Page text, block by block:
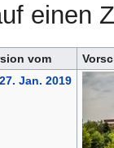
einen
vom
Jan. 2019